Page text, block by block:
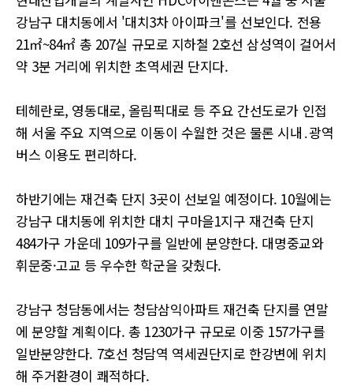
강남구 대치동에서 '대치3차 아이파크'를 선보인다. 전용
21㎡~84㎡ 총 207실 규모로 지하철 2호선 삼성역이 걸어서
약 3분 거리에 위치한 초역세권 단지다.
테헤란로, 영동대로, 올림픽대로 등 주요 간선도로가 인접
해 서울 주요 지역으로 이동이 수월한 것은 물론 시내․광역
버스 이용도 편리하다.
하반기에는 재건축 단지 3곳이 선보일 예정이다. 10월에는
강남구 대치동에 위치한 대치 구마을1지구 재건축 단지
484가구 가운데 109가구를 일반에 분양한다. 대명중교와
휘문중·고교 등 우수한 학군을 갖췄다.
강남구 청담동에서는 청담삼익아파트 재건축 단지를 연말
에 분양할 계획이다. 총 1230가구 규모로 이중 157가구를
일반분양한다. 7호선 청담역 역세권단지로 한강변에 위치
해 주거환경이 쾌적하다.